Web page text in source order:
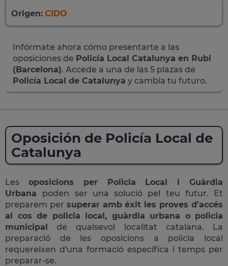
Origen: CIDO
Infórmate ahora cómo presentarte a las
oposiciones de Policía Local Catalunya en Rubi
(Barcelona). Accede a una de las 5 plazas de
Policía Local de Catalunya y cambia tu futuro.
Oposición de Policía Local de
Catalunya
Les oposicions per Policia Local i Guàrdia
Urbana poden ser una solució pel teu futur. Et
preparem per superar amb éxit les proves d'accés
al cos de policia local, guàrdia urbana o policia
municipal de qualsevol localitat catalana. La
preparació de les oposicions a policia local
requereixen d'una formació específica i temps per
preparar-se.